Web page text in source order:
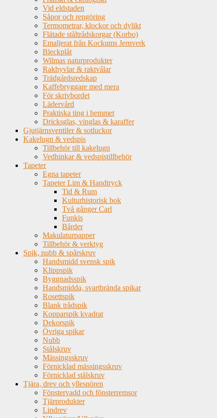
Vid eldstaden
Såpor och rengöring
Termometrar, klockor och dylikt
Flätade ståltrådskorgar (Korbo)
Emaljerat från Kockums Jernverk
Bleckplåt
Wilmas naturprodukter
Rakhyvlar & raktvålar
Trädgårdsredskap
Kaffebryggare med mera
För skrivbordet
Lädervård
Praktiska ting i hemmet
Dricksglas, vinglas & karaffer
Gjutjärnsventiler & sotluckor
Kakelugn & vedspis
Tillbehör till kakelugn
Vedhinkar & vedspistillbehör
Tapeter
Egna tapeter
Tapeter Lim & Handtryck
Tid & Rum
Kulturhistorisk bok
Två gånger Carl
Funkis
Bårder
Makulaturpapper
Tillbehör & verktyg
Spik, nubb & spårskruv
Handsmidd svensk spik
Klippspik
Byggnadsspik
Handsmidda, svartbrända spikar
Rosettspik
Blank trådspik
Kopparspik kvadrat
Dekorspik
Övriga spikar
Nubb
Stålskruv
Mässingsskruv
Förnicklad mässingsskruv
Förnicklad stålskruv
Tjära, drev och yllesnören
Fönstervadd och fönsterremsor
Tjärprodukter
Lindrev